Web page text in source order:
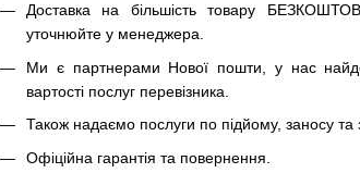
Доставка на більшість товару
уточнюйте у менеджера.
Ми є партнерами Нової пошти, у нас
вартості послуг перевізника.
Також надаємо послуги по підйому, заносу та
Офіційна гарантія та повернення.